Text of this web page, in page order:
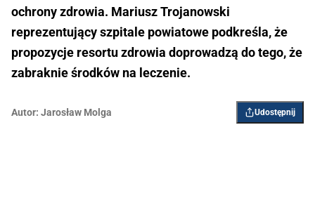
ochrony zdrowia. Mariusz Trojanowski
reprezentujący szpitale powiatowe podkreśla, że
propozycje resortu zdrowia doprowadzą do tego, że
zabraknie środków na leczenie.
Autor: Jarosław Molga Udostępnij